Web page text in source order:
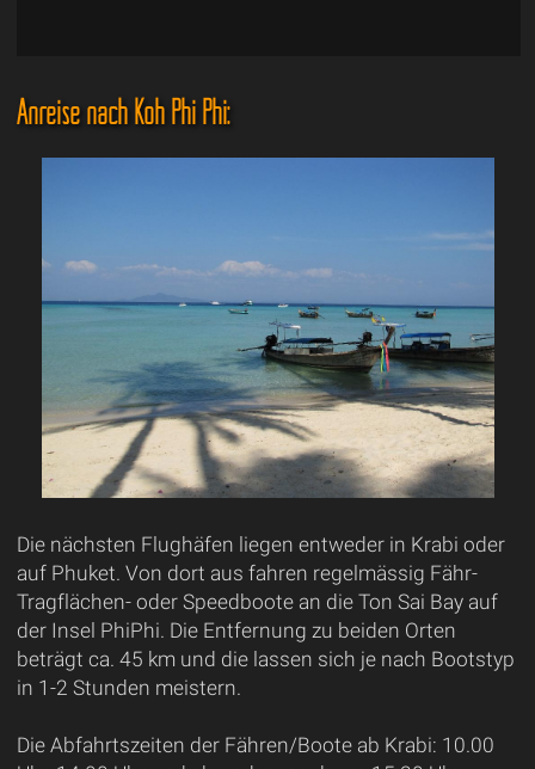
Anreise nach Koh Phi Phi:
Die nächsten Flughäfen liegen entweder in Krabi oder
auf Phuket. Von dort aus fahren regelmässig Fähr-
Tragflächen- oder Speedboote an die Ton Sai Bay auf
der Insel PhiPhi. Die Entfernung zu beiden Orten
beträgt ca. 45 km und die lassen sich je nach Bootstyp
in 1-2 Stunden meistern.
Die Abfahrtszeiten der Fähren/Boote ab Krabi: 10.00